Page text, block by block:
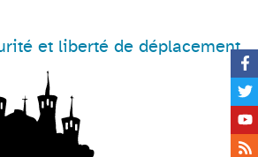
et liberté de déplacement